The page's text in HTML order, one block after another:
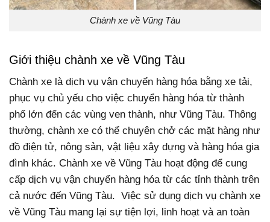
Chành xe về Vũng Tàu
Giới thiệu chành xe về Vũng Tàu
Chành xe là dịch vụ vận chuyển hàng hóa bằng xe tải,
phục vụ chủ yếu cho việc chuyển hàng hóa từ thành
phố lớn đến các vùng ven thành, như Vũng Tàu. Thông
thường, chành xe có thể chuyên chở các mặt hàng như
đồ điện tử, nông sản, vật liệu xây dựng và hàng hóa gia
đình khác. Chành xe về Vũng Tàu hoạt động để cung
cấp dịch vụ vận chuyển hàng hóa từ các tỉnh thành trên
cả nước đến Vũng Tàu. Việc sử dụng dịch vụ chành xe
về Vũng Tàu mang lại sự tiện lợi, linh hoạt và an toàn